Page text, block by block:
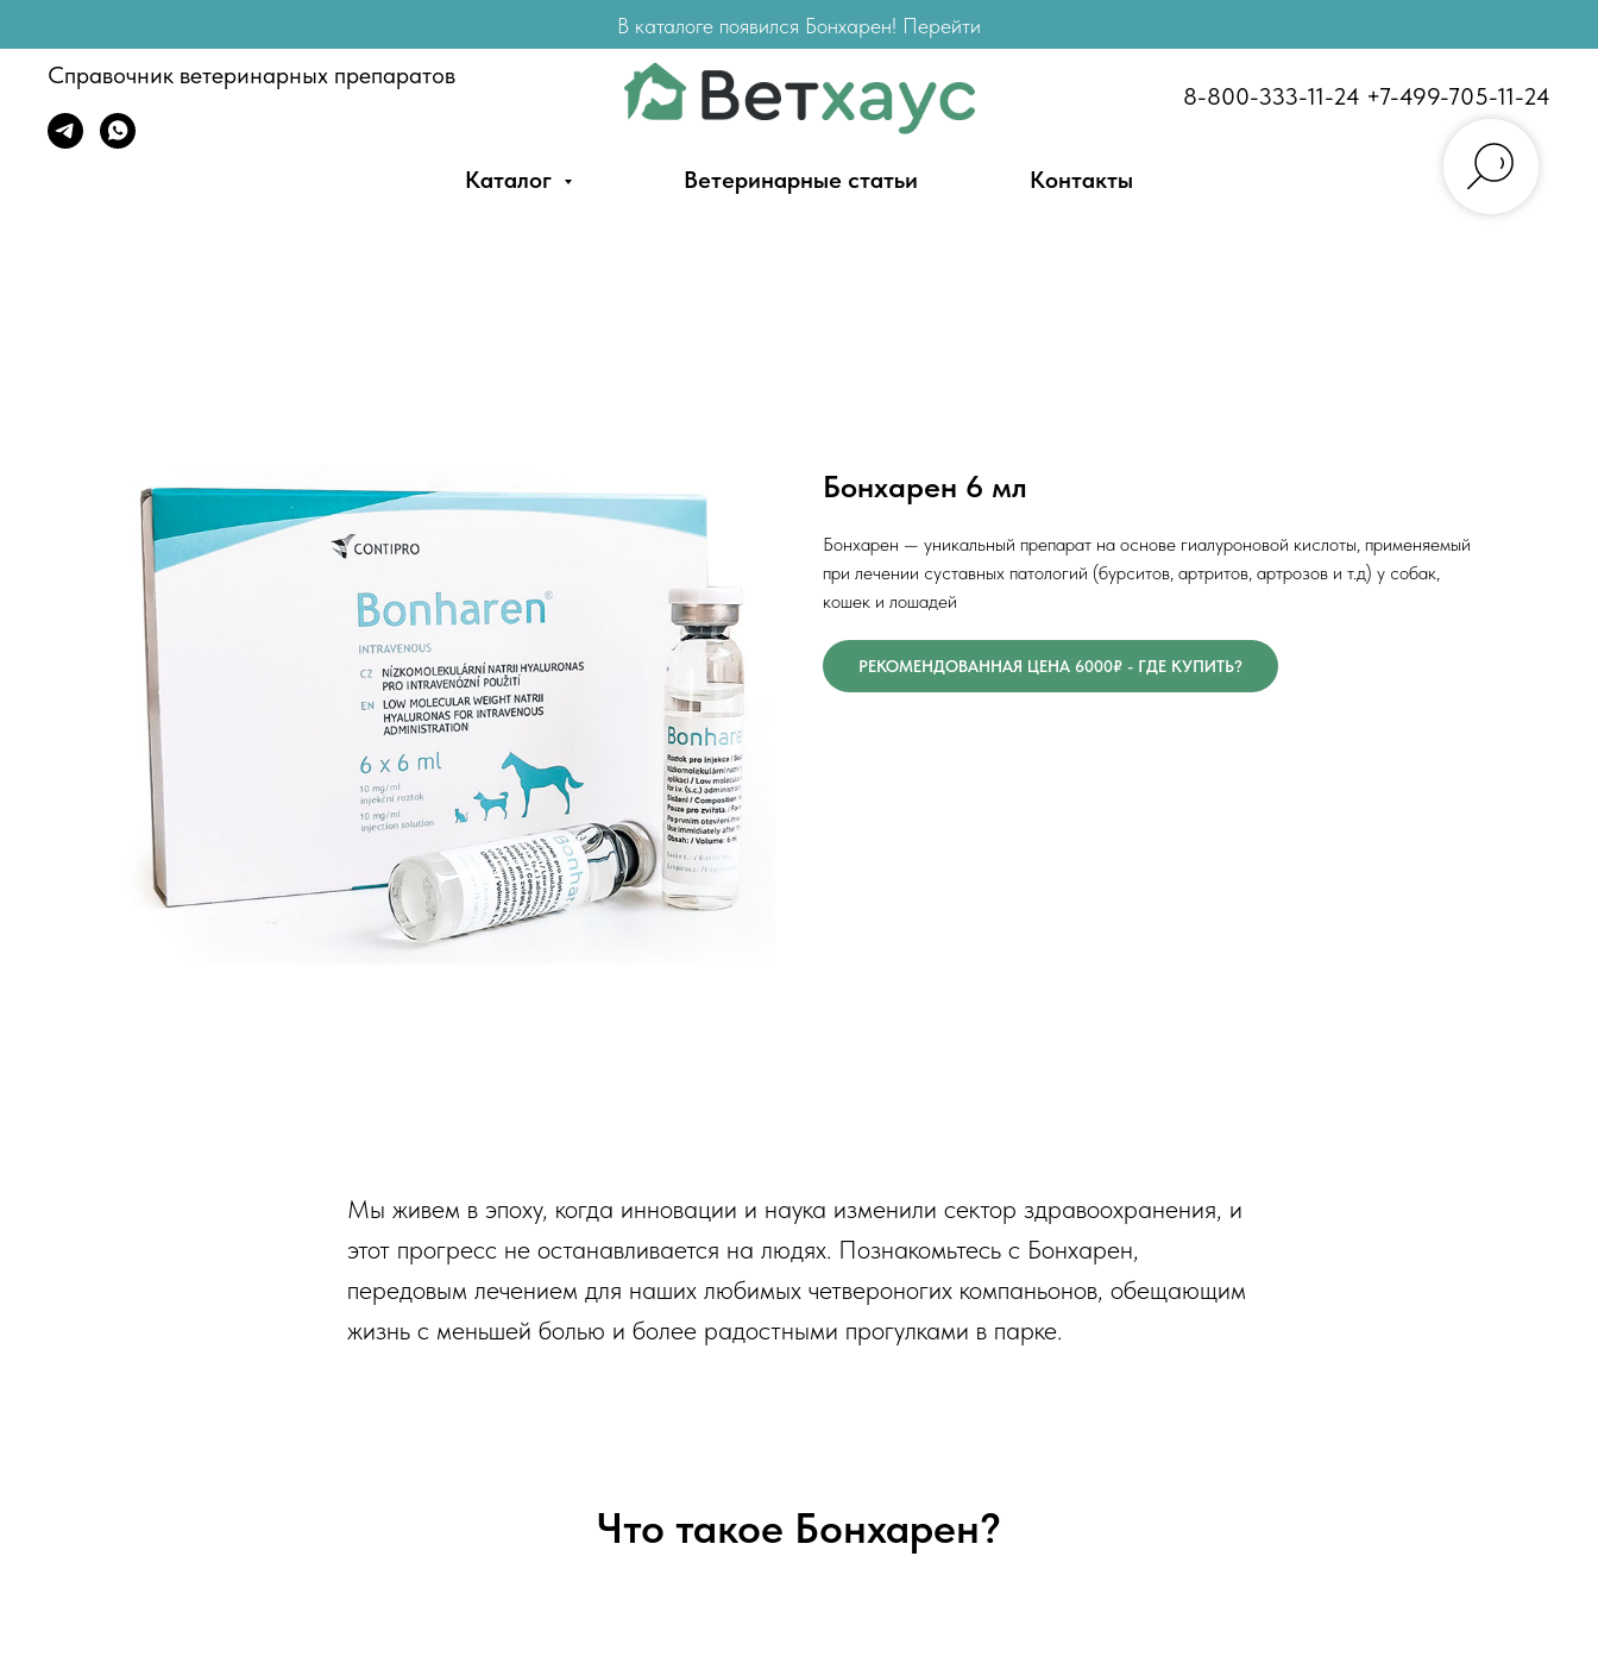
В каталоге появился Бонхарен! Перейти
Справочник ветеринарных препаратов
8-800-333-11-24 +7-499-705-11-24
Каталог Ветеринарные статьи Контакты
Бонхарен 6 мл
Бонхарен — уникальный препарат на основе гиалуроновой кислоты, применяемый
при лечении суставных патологий (бурситов, артритов, артрозов и т.д) у собак,
кошек и лошадей
РЕКОМЕНДОВАННАЯ ЦЕНА 6000₽ - ГДЕ КУПИТЬ?
Мы живем в эпоху, когда инновации и наука изменили сектор здравоохранения, и
этот прогресс не останавливается на людях. Познакомьтесь с Бонхарен,
передовым лечением для наших любимых четвероногих компаньонов, обещающим
жизнь с меньшей болью и более радостными прогулками в парке.
Что такое Бонхарен?